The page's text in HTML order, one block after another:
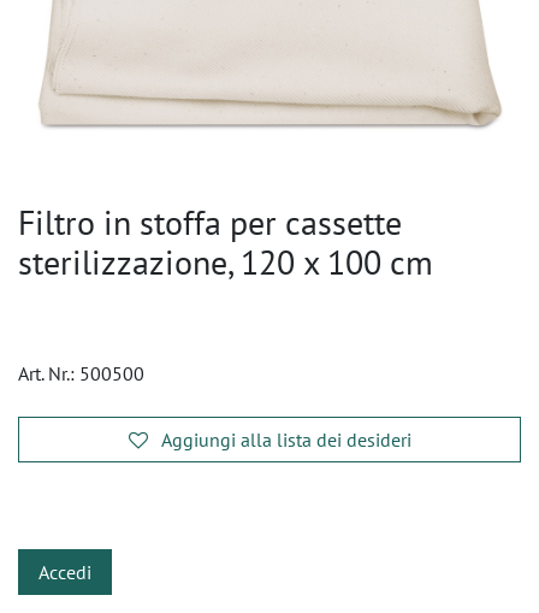
Filtro in stoffa per cassette
sterilizzazione, 120 x 100 cm
Art. Nr.: 500500
Aggiungi alla lista dei desideri
Accedi